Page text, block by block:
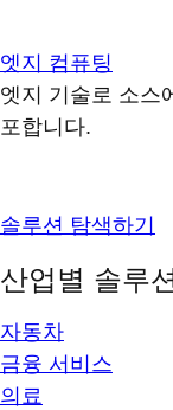
엣지 컴퓨팅
엣지 기술로 소스
포합니다.
솔루션 탐색하기
산업별 솔루
자동차
금융 서비스
의료